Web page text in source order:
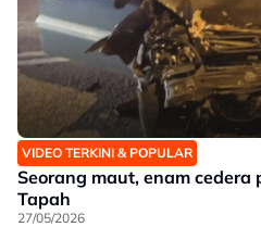
VIDEO TERKINI & POPULAR
Seorang maut, enam
Tapah
27/05/2026